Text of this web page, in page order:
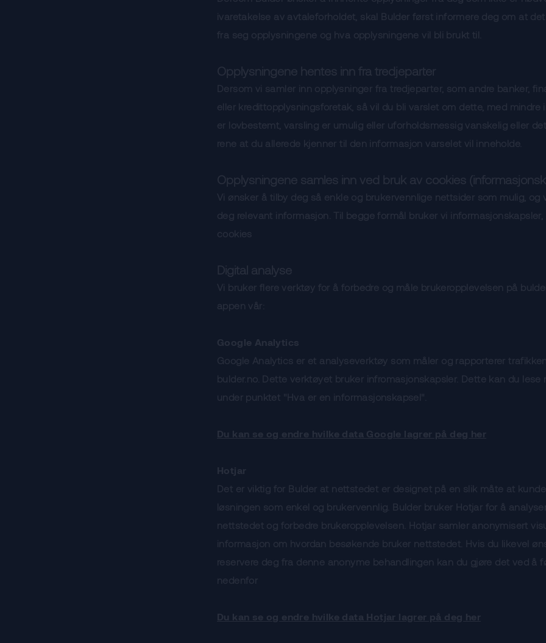
ivaretakelse av avtaleforholdet, skal Bulder først informere deg om at
fra seg opplysningene og hva opplysningene vil bli brukt til.
Opplysningene hentes inn fra tredjeparter
Dersom vi samler inn opplysninger fra tredjeparter, som andre banker,
eller kredittopplysningsforetak, så vil du bli varslet om dette, med mindre
er lovbestemt, varsling er umulig eller uforholdsmessig vanskelig eller
rene at du allerede kjenner til den informasjon varselet vil inneholde.
Opplysningene samles inn ved bruk av cookies
Vi ønsker å tilby deg så enkle og brukervennlige nettsider som mulig, og
deg relevant informasjon. Til begge formål bruker vi informasjonskapsler,
cookies
Digital analyse
Vi bruker flere verktøy for å forbedre og måle brukeropplevelsen på
appen vår:
Google Analytics
Google Analytics er et analyseverktøy som måler og rapporterer
bulder.no. Dette verktøyet bruker infromasjonskapsler. Dette kan du lese
under punktet "Hva er en informasjonskapsel".
Du kan se og endre hvilke data Google lagrer på deg her
Hotjar
Det er viktig for Bulder at nettstedet er designet på en slik måte at
løsningen som enkel og brukervennlig. Bulder bruker Hotjar for å
nettstedet og forbedre brukeropplevelsen. Hotjar samler anonymisert
informasjon om hvordan besøkende bruker nettstedet. Hvis du likevel
reservere deg fra denne anonyme behandlingen kan du gjøre det ved å
nedenfor
Du kan se og endre hvilke data Hotjar lagrer på deg her